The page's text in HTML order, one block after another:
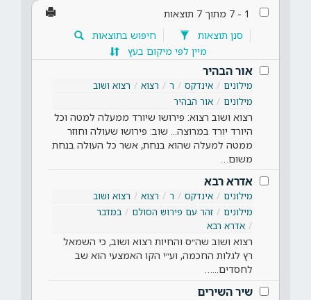
1
-
7 מתוך 7 תוצאות
סנן תוצאות
חיפוש בתוצאות
מיין לפי מיקום בעץ
אור הבהיר
מילונים אינדקס ר רצוא
רצוא ושוב
מילונים
אור הבהיר
רצוא ושוב רצוא: פירושו שיורד ממעלה למטה וכל
היורד יורד במרוצה... שוב: פירושו שעולה וחוזר
ממטה למעלה שהוא בנחת, אשר כל העולה בנחת
משום…
אדרא רבא
מילונים אינדקס ר רצוא
רצוא ושוב
מילונים
זהר עם פירוש הסולם
במדבר
אדרא רבא
רצוא ושוב שה״ס והחיות רצוא ושוב, כי השמאל
רץ לגלות החכמה, וע״י הקו האמצעי הוא שב
לחסדים...…
שיר השירים